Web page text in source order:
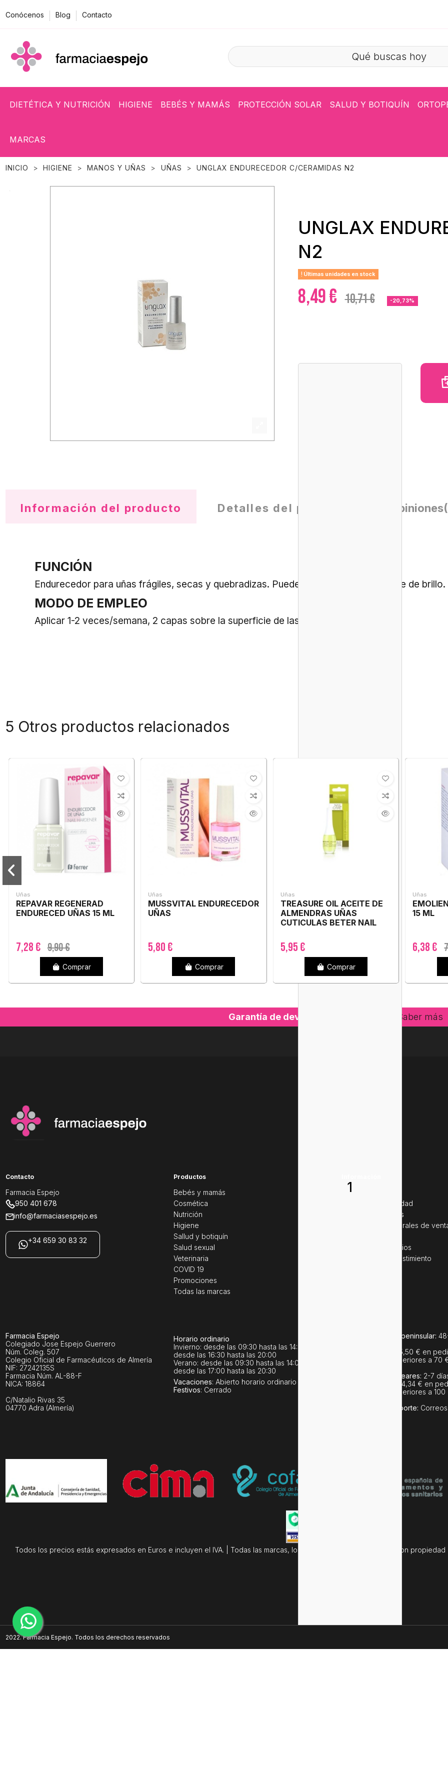
Conócenos Blog Contacto
DIETÉTICA Y NUTRICIÓN HIGIENE BEBÉS Y MAMÁS PROTECCIÓN SOLAR SALUD Y BOTIQUÍN
MARCAS
INICIO HIGIENE MANOS Y UÑAS UÑAS UNGLAX ENDURECEDOR C/CERAMIDAS N2
UNGLAX
N2
Últimas unidades en stock
8,49 € 10,71 € -20,73%
Información del producto Detalles del producto Opiniones
FUNCIÓN
Endurecedor para uñas frágiles, secas y quebradizas. Puede utilizarse como esmalte de brillo.
MODO DE EMPLEO
Aplicar 1-2 veces/semana, 2 capas sobre la superficie de las uñas.
5 Otros productos relacionados
Uñas
REPAVAR REGENERAD
ENDURECED UÑAS 15 ML
7,28 € 9,90 €
Comprar
Uñas
MUSSVITAL ENDURECEDOR
UÑAS
5,80 €
Comprar
Uñas
TREASURE OIL ACEITE DE
ALMENDRAS UÑAS
CUTICULAS BETER NAIL
5,95 €
Comprar
Uñas
15 ML
6,38 €
Garantía de devolución hasta 15 días. Saber más
Contacto
Farmacia Espejo
950 401 678
info@farmaciasespejo.es
+34 659 30 83 32
Productos
Bebés y mamás
Cosmética
Nutrición
Higiene
Sallud y botiquín
Salud sexual
Veterinaria
COVID 19
Promociones
Todas las marcas
Aviso legal
Política de privacidad
Política de cookies
Condiciones generales de
Resolución de litigios
Formulario de desistimiento
Farmacia Espejo
Colegiado Jose Espejo Guerrero
Núm. Coleg. 507
Colegio Oficial de Farmacéuticos de Almería
NIF: 27242135S
Farmacia Núm. AL-88-F
NICA: 18864
C/Natalio Rivas 35
04770 Adra (Almería)
Horario ordinario
Invierno: desde las 09:30 hasta las 14:00 y
desde las 16:30 hasta las 20:00
Verano: desde las 09:30 hasta las 14:00 y
desde las 17:00 hasta las 20:30
Vacaciones: Abierto horario ordinario
Festivos: Cerrado
Entrega a España peninsular:
5,50 € en
€, en pedidos superiores a 70
Entrega a Islas Baleares: 2-7
14,34 € en
€, en pedidos superiores a
Empresa de transporte:
Todos los precios estás expresados en Euros e incluyen el IVA. | Todas las marcas, logotipos y fotos de productos son
2022. Farmacia Espejo. Todos los derechos reservados